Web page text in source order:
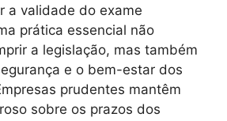
a validade do exame
prática essencial não
a legislação, mas também
e o bem-estar dos
prudentes mantêm
sobre os prazos dos